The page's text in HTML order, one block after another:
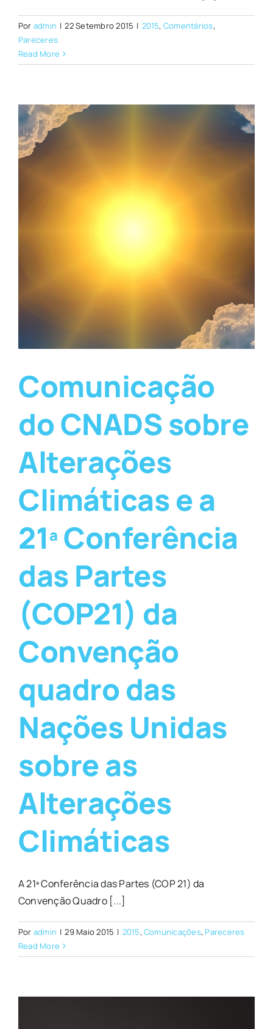
Por admin | 22 Setembro 2015 | 2015, Comentários,
Pareceres
Read More
Comunicação
do CNADS sobre
Alterações
Climáticas e a
21ª Conferência
das Partes
(COP21) da
Convenção
quadro das
Nações Unidas
sobre as
Alterações
Climáticas
A 21ª Conferência das Partes (COP 21) da
Convenção Quadro [...]
Por admin | 29 Maio 2015 | 2015,Comunicações, Pareceres
Read More